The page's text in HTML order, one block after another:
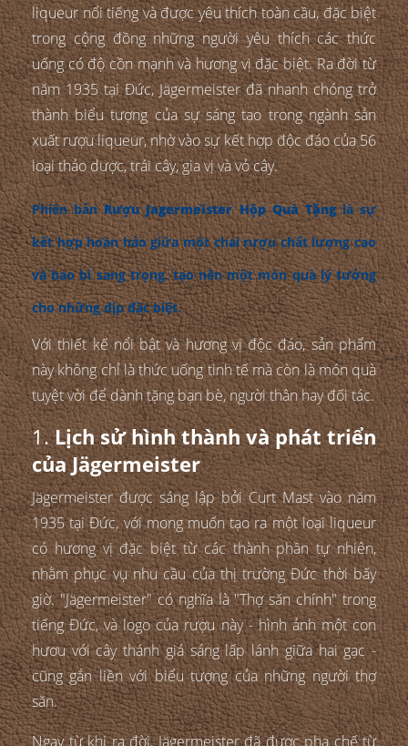
liqueur nổi tiếng và được yêu thích toàn cầu, đặc biệt
trong cộng đồng những người yêu thích các thức
uống có độ cồn mạnh và hương vị đặc biệt. Ra đời từ
năm 1935 tại Đức, Jägermeister đã nhanh chóng trở
thành biểu tượng của sự sáng tạo trong ngành sản
xuất rượu liqueur, nhờ vào sự kết hợp độc đáo của 56
loại thảo dược, trái cây, gia vị và vỏ cây.
Phiên bảnRượu Jagermeister Hộp Quà Tặnglà sự
kết hợp hoàn hảo giữa một chai rượu chất lượng cao
và bao bì sang trọng, tạo nên một món quà lý tưởng
cho những dịp đặc biệt.
Với thiết kế nổi bật và hương vị độc đáo, sản phẩm
này không chỉ là thức uống tinh tế mà còn là món quà
tuyệt vời để dành tặng bạn bè, người thân hay đối tác.
1.Lịch sử hình thành và phát triển
của Jägermeister
Jägermeister được sáng lập bởi Curt Mast vào năm
1935 tại Đức, với mong muốn tạo ra một loại liqueur
có hương vị đặc biệt từ các thành phần tự nhiên,
nhằm phục vụ nhu cầu của thị trường Đức thời bấy
giờ. "Jägermeister" có nghĩa là "Thợ săn chính" trong
tiếng Đức, và logo của rượu này - hình ảnh một con
hươu với cây thánh giá sáng lấp lánh giữa hai gạc -
cũng gắn liền với biểu tượng của những người thợ
săn.
Ngay từ khi ra đời, Jägermeister đã được pha chế từ